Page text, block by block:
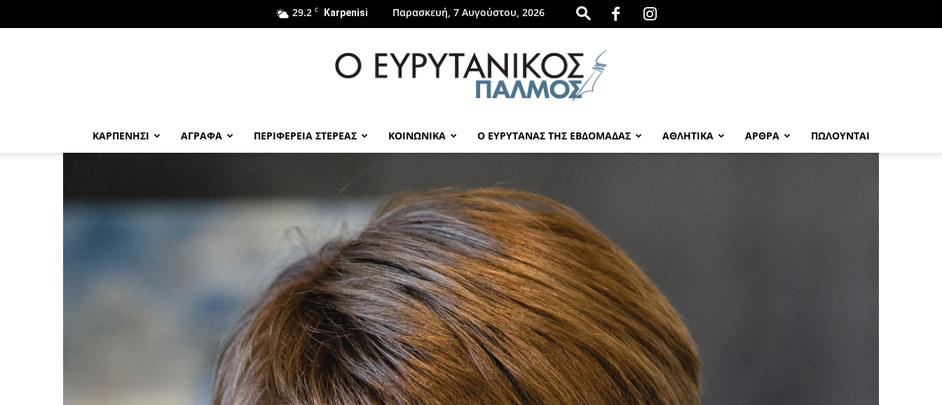
29.2 C Karpenisi Παρασκευή, 7 Αυγούστου, 2026
ΚΑΡΠΕΝΗΣΙ ΑΓΡΑΦΑ ΠΕΡΙΦΕΡΕΙΑ ΣΤΕΡΕΑΣ ΚΟΙΝΩΝΙΚΑ Ο ΕΥΡΥΤΑΝΑΣ ΤΗΣ ΕΒΔΟΜΑΔΑΣ ΑΘΛΗΤΙΚΑ ΑΡΘΡΑ ΠΩΛΟΎΝΤΑΙ